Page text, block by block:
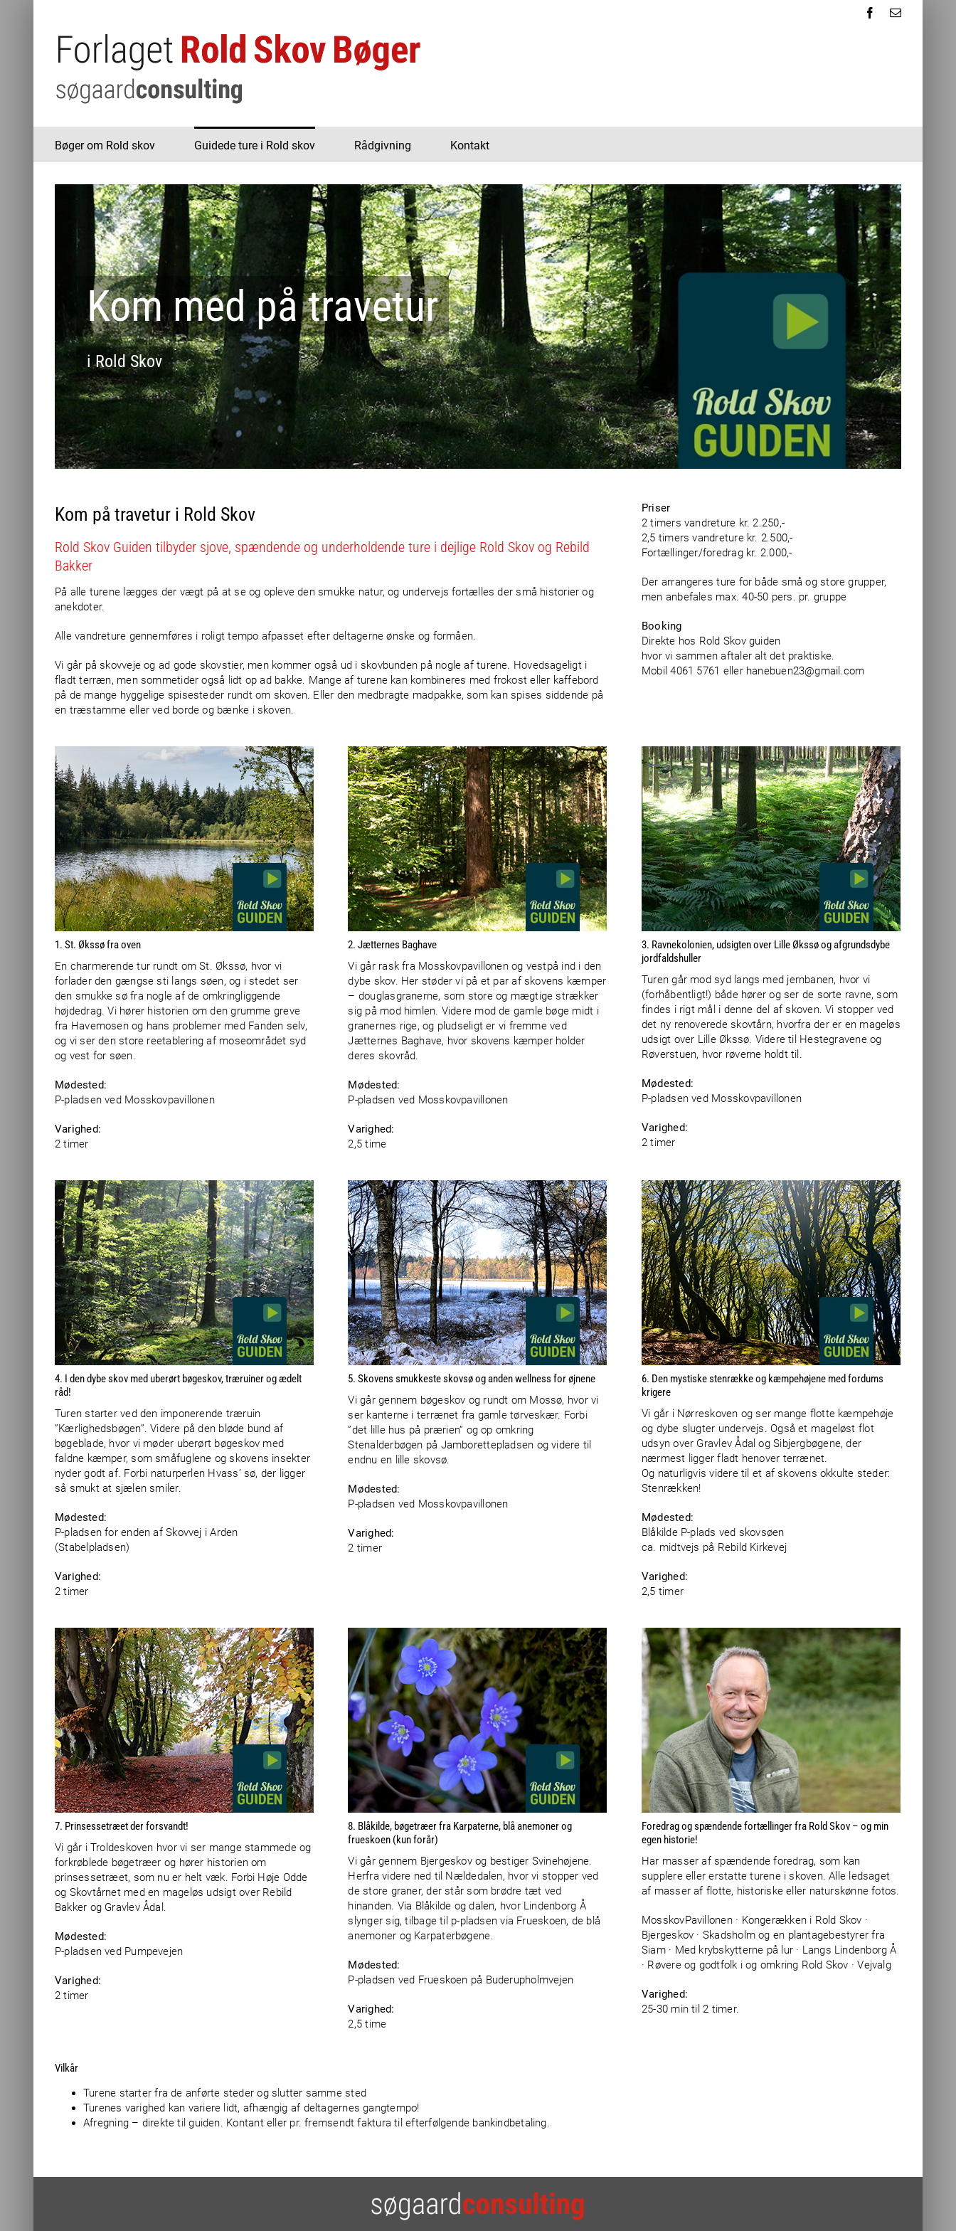
Facebook
E-
Bøger om Rold skov Guidede ture i Rold skov Rådgivning Kontakt
Kom med på travetur
i Rold Skov
Kom på travetur i Rold Skov
Rold Skov Guiden tilbyder sjove, spændende og underholdende ture i dejlige Rold Skov og Rebild
Bakker
På alle turene lægges der vægt på at se og opleve den smukke natur, og undervejs fortælles der små historier og
anekdoter.
Alle vandreture gennemføres i roligt tempo afpasset efter deltagerne ønske og formåen.
Vi går på skovveje og ad gode skovstier, men kommer også ud i skovbunden på nogle af turene. Hovedsageligt i
fladt terræn, men sommetider også lidt op ad bakke. Mange af turene kan kombineres med frokost eller kaffebord
på de mange hyggelige spisesteder rundt om skoven. Eller den medbragte madpakke, som kan spises siddende på
en træstamme eller ved borde og bænke i skoven.
Priser
2 timers vandreture kr. 2.250,-
2,5 timers vandreture kr. 2.500,-
Fortællinger/foredrag kr. 2.000,-
Der arrangeres ture for både små og store grupper,
men anbefales max. 40-50 pers. pr. gruppe
Booking
Direkte hos Rold Skov guiden
hvor vi sammen aftaler alt det praktiske.
Mobil 4061 5761 eller hanebuen23@gmail.com
1. St. Økssø fra oven
En charmerende tur rundt om St. Økssø, hvor vi
forlader den gængse sti langs søen, og i stedet ser
den smukke sø fra nogle af de omkringliggende
højdedrag. Vi hører historien om den grumme greve
fra Havemosen og hans problemer med Fanden selv,
og vi ser den store reetablering af moseområdet syd
og vest for søen.
Mødested:
P-pladsen ved Mosskovpavillonen
Varighed:
2 timer
2. Jætternes Baghave
Vi går rask fra Mosskovpavillonen og vestpå ind i den
dybe skov. Her støder vi på et par af skovens kæmper
– douglasgranerne, som store og mægtige strækker
sig på mod himlen. Videre mod de gamle bøge midt i
granernes rige, og pludseligt er vi fremme ved
Jætternes Baghave, hvor skovens kæmper holder
deres skovråd.
Mødested:
P-pladsen ved Mosskovpavillonen
Varighed:
2,5 time
3. Ravnekolonien, udsigten over Lille Økssø og afgrundsdybe
jordfaldshuller
Turen går mod syd langs med jernbanen, hvor vi
(forhåbentligt!) både hører og ser de sorte ravne, som
findes i rigt mål i denne del af skoven. Vi stopper ved
det ny renoverede skovtårn, hvorfra der er en mageløs
udsigt over Lille Økssø. Videre til Hestegravene og
Røverstuen, hvor røverne holdt til.
Mødested:
P-pladsen ved Mosskovpavillonen
Varighed:
2 timer
4. I den dybe skov med uberørt bøgeskov, træruiner og ædelt
råd!
Turen starter ved den imponerende træruin
”Kærlighedsbøgen”. Videre på den bløde bund af
bøgeblade, hvor vi møder uberørt bøgeskov med
faldne kæmper, som småfuglene og skovens insekter
nyder godt af. Forbi naturperlen Hvass’ sø, der ligger
så smukt at sjælen smiler.
Mødested:
P-pladsen for enden af Skovvej i Arden
(Stabelpladsen)
Varighed:
2 timer
5. Skovens smukkeste skovsø og anden wellness for øjnene
Vi går gennem bøgeskov og rundt om Mossø, hvor vi
ser kanterne i terrænet fra gamle tørveskær. Forbi
”det lille hus på prærien” og op omkring
Stenalderbøgen på Jamborettepladsen og videre til
endnu en lille skovsø.
Mødested:
P-pladsen ved Mosskovpavillonen
Varighed:
2 timer
6. Den mystiske stenrække og kæmpehøjene med fordums
krigere
Vi går i Nørreskoven og ser mange flotte kæmpehøje
og dybe slugter undervejs. Også et mageløst flot
udsyn over Gravlev Ådal og Sibjergbøgene, der
nærmest ligger fladt henover terrænet.
Og naturligvis videre til et af skovens okkulte steder:
Stenrækken!
Mødested:
Blåkilde P-plads ved skovsøen
ca. midtvejs på Rebild Kirkevej
Varighed:
2,5 timer
7. Prinsessetræet der forsvandt!
Vi går i Troldeskoven hvor vi ser mange stammede og
forkrøblede bøgetræer og hører historien om
prinsessetræet, som nu er helt væk. Forbi Høje Odde
og Skovtårnet med en mageløs udsigt over Rebild
Bakker og Gravlev Ådal.
Mødested:
P-pladsen ved Pumpevejen
Varighed:
2 timer
8. Blåkilde, bøgetræer fra Karpaterne, blå anemoner og
frueskoen (kun forår)
Vi går gennem Bjergeskov og bestiger Svinehøjene.
Herfra videre ned til Nældedalen, hvor vi stopper ved
de store graner, der står som brødre tæt ved
hinanden. Via Blåkilde og dalen, hvor Lindenborg Å
slynger sig, tilbage til p-pladsen via Frueskoen, de blå
anemoner og Karpaterbøgene.
Mødested:
P-pladsen ved Frueskoen på Buderupholmvejen
Varighed:
2,5 time
Foredrag og spændende fortællinger fra Rold Skov – og min
egen historie!
Har masser af spændende foredrag, som kan
supplere eller erstatte turene i skoven. Alle ledsaget
af masser af flotte, historiske eller naturskønne fotos.
MosskovPavillonen · Kongerækken i Rold Skov ·
Bjergeskov · Skadsholm og en plantagebestyrer fra
Siam · Med krybskytterne på lur · Langs Lindenborg Å
· Røvere og godtfolk i og omkring Rold Skov · Vejvalg
Varighed:
25-30 min til 2 timer.
Vilkår
Turene starter fra de anførte steder og slutter samme sted
Turenes varighed kan variere lidt, afhængig af deltagernes gangtempo!
Afregning – direkte til guiden. Kontant eller pr. fremsendt faktura til efterfølgende bankindbetaling.